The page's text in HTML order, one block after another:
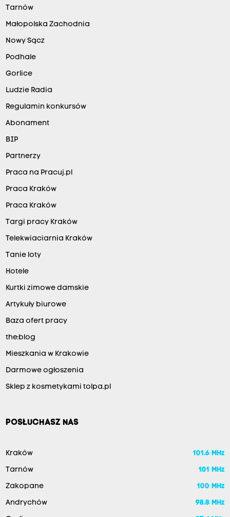
Tarnów
Małopolska Zachodnia
Nowy Sącz
Podhale
Gorlice
Ludzie Radia
Regulamin konkursów
Abonament
BIP
Partnerzy
Praca na Pracuj.pl
Praca Kraków
Praca Kraków
Targi pracy Kraków
Telekwiaciarnia Kraków
Tanie loty
Hotele
Kurtki zimowe damskie
Artykuły biurowe
Baza ofert pracy
the:blog
Mieszkania w Krakowie
Darmowe ogłoszenia
Sklep z kosmetykami tolpa.pl
POSŁUCHASZ NAS
Kraków 101.6 MHz
Tarnów 101 MHz
Zakopane 100 MHz
Andrychów 98.8 MHz